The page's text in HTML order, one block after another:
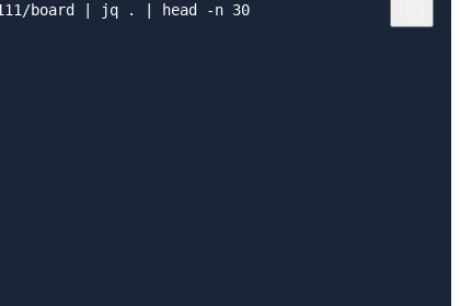
board | jq . | head -n 30